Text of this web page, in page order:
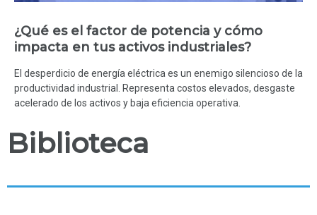
¿Qué es el factor de potencia y cómo
impacta en tus activos industriales?
El desperdicio de energía eléctrica es un enemigo silencioso de la
productividad industrial. Representa costos elevados, desgaste
acelerado de los activos y baja eficiencia operativa.
Biblioteca